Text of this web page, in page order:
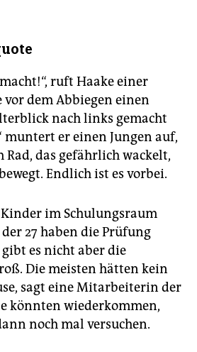
ruft Haake einer
dem Abbiegen einen
nach links gemacht
muntert er einen Jungen auf,
das gefährlich wackelt,
Endlich ist es vorbei.
im Schulungsraum
27 haben die Prüfung
es nicht aber die
Die meisten hätten kein
sagt eine Mitarbeiterin der
könnten wiederkommen,
noch mal versuchen.